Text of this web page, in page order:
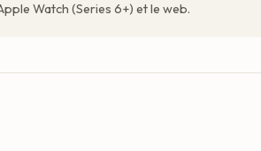
Watch (Series 6+) et le web.